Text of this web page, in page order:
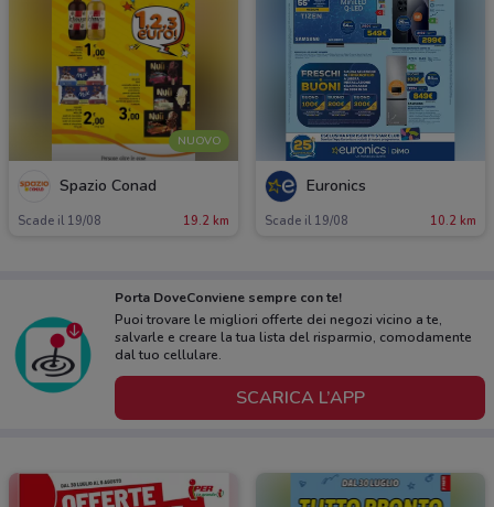
NUOVO
Spazio Conad
Scade il 19/08 19.2 km
Euronics
Scade il 19/08 10.2 km
Porta DoveConviene sempre con te!
Puoi trovare le migliori offerte dei negozi vicino a te,
salvarle e creare la tua lista del risparmio, comodamente
dal tuo cellulare.
SCARICA L’APP